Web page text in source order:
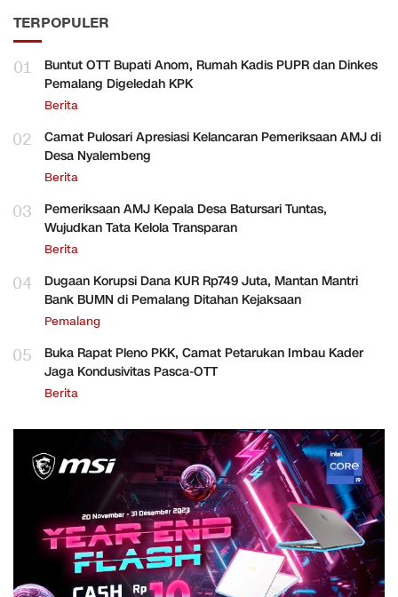
TERPOPULER
01
Buntut OTT Bupati Anom, Rumah Kadis PUPR dan Dinkes
Pemalang Digeledah KPK
Berita
02
Camat Pulosari Apresiasi Kelancaran Pemeriksaan AMJ di
Desa Nyalembeng
Berita
03
Pemeriksaan AMJ Kepala Desa Batursari Tuntas,
Wujudkan Tata Kelola Transparan
Berita
04
Dugaan Korupsi Dana KUR Rp749 Juta, Mantan Mantri
Bank BUMN di Pemalang Ditahan Kejaksaan
Pemalang
05
Buka Rapat Pleno PKK, Camat Petarukan Imbau Kader
Jaga Kondusivitas Pasca-OTT
Berita